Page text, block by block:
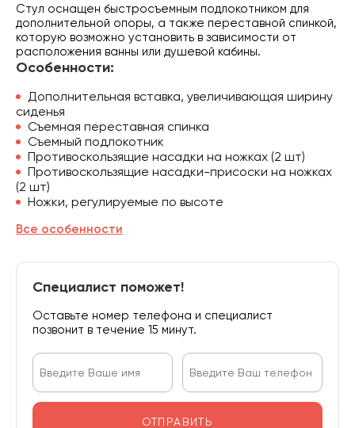
Стул оснащен быстросъемным подлокотником для
дополнительной опоры, а также переставной спинкой,
которую возможно установить в зависимости от
расположения ванны или душевой кабины.
Особенности:
Дополнительная вставка, увеличивающая ширину
сиденья
Съемная переставная спинка
Съемный подлокотник
Противоскользящие насадки на ножках (2 шт)
Противоскользящие насадки-присоски на ножках
(2 шт)
Ножки, регулируемые по высоте
Все особенности
Специалист поможет!
Оставьте номер телефона и специалист
позвонит в течение 15 минут.
ОТПРАВИТЬ